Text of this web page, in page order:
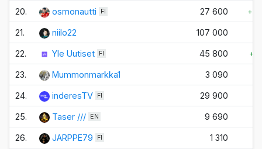
20. osmonautti FI 27 600
21. niilo22 107 000
22. Yle Uutiset FI 45 800
23. Mummonmarkka1 3 090
24. inderesTV FI 29 900
25. Taser /// EN 9 690
26. JARPPE79 FI 1 310